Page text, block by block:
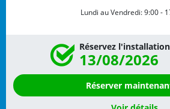
Lundi au Vendredi:9:00 -
Réservez
13/08/2026
Réserver